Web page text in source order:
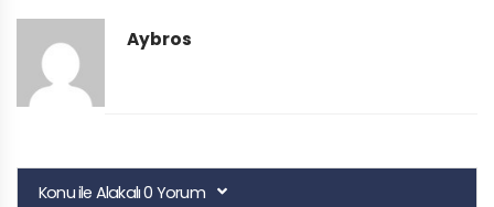
Aybros
Konu ile Alakalı 0 Yorum